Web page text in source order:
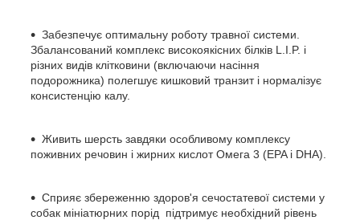
Забезпечує оптимальну роботу травної системи.
Збалансований комплекс високоякісних білків L.I.P. і
різних видів клітковини (включаючи насіння
подорожника) полегшує кишковий транзит і нормалізує
консистенцію калу.
Живить шерсть завдяки особливому комплексу
поживних речовин і жирних кислот Омега 3 (EPA і DHA).
Сприяє збереженню здоров'я сечостатевої системи у
собак мініатюрних порід підтримує необхідний рівень